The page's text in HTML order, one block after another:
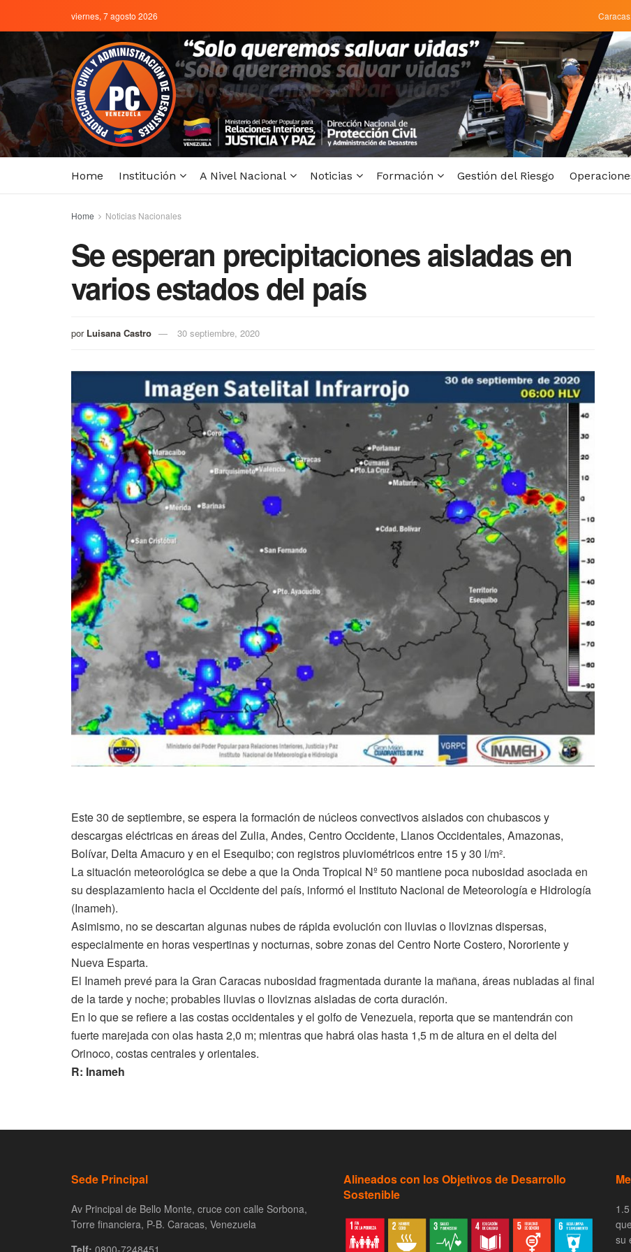
viernes, 7 agosto 2026
Home Institución A Nivel Nacional Noticias Formación Gestión del Riesgo
Home Noticias Nacionales
Se esperan precipitaciones aisladas en
varios estados del país
por Luisana Castro 30 septiembre, 2020
Este 30 de septiembre, se espera la formación de núcleos convectivos aislados con chubascos y
descargas eléctricas en áreas del Zulia, Andes, Centro Occidente, Llanos Occidentales, Amazonas,
Bolívar, Delta Amacuro y en el Esequibo; con registros pluviométricos entre 15 y 30 l/m².
La situación meteorológica se debe a que la Onda Tropical Nº 50 mantiene poca nubosidad asociada en
su desplazamiento hacia el Occidente del país, informó el Instituto Nacional de Meteorología e Hidrología
(Inameh).
Asimismo, no se descartan algunas nubes de rápida evolución con lluvias o lloviznas dispersas,
especialmente en horas vespertinas y nocturnas, sobre zonas del Centro Norte Costero, Nororiente y
Nueva Esparta.
El Inameh prevé para la Gran Caracas nubosidad fragmentada durante la mañana, áreas nubladas al final
de la tarde y noche; probables lluvias o lloviznas aisladas de corta duración.
En lo que se refiere a las costas occidentales y el golfo de Venezuela, reporta que se mantendrán con
fuerte marejada con olas hasta 2,0 m; mientras que habrá olas hasta 1,5 m de altura en el delta del
Orinoco, costas centrales y orientales.
R: Inameh
Sede Principal
Av Principal de Bello Monte, cruce con calle Sorbona,
Torre financiera, P-B. Caracas, Venezuela
Telf: 0800-7248451
Alineados con los Objetivos de Desarrollo
Sostenible
su